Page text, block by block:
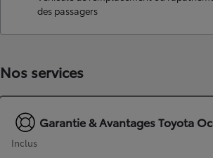
des passagers
Nos services
Garantie & Avantages Toyota
Inclus